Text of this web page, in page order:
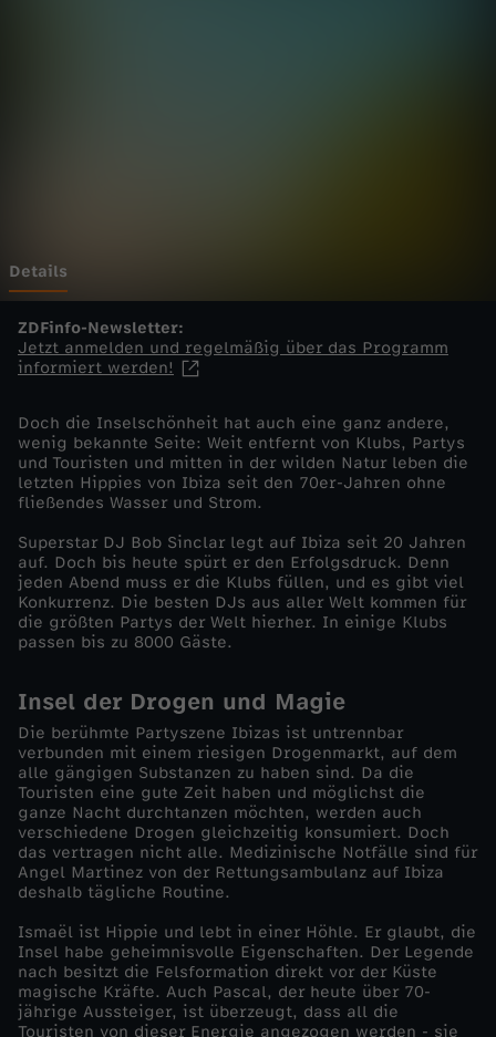
i
n
z
e
l
d
o
k
u
s
-
I
b
i
z
Details
ZDFinfo-Newsletter:
Jetzt anmelden und regelmäßig über das Programm
informiert werden!
Doch die Inselschönheit hat auch eine ganz andere,
wenig bekannte Seite: Weit entfernt von Klubs, Partys
und Touristen und mitten in der wilden Natur leben die
letzten Hippies von Ibiza seit den 70er-Jahren ohne
fließendes Wasser und Strom.
Superstar DJ Bob Sinclar legt auf Ibiza seit 20 Jahren
auf. Doch bis heute spürt er den Erfolgsdruck. Denn
jeden Abend muss er die Klubs füllen, und es gibt viel
Konkurrenz. Die besten DJs aus aller Welt kommen für
die größten Partys der Welt hierher. In einige Klubs
passen bis zu 8000 Gäste.
Insel der Drogen und Magie
Die berühmte Partyszene Ibizas ist untrennbar
verbunden mit einem riesigen Drogenmarkt, auf dem
alle gängigen Substanzen zu haben sind. Da die
Touristen eine gute Zeit haben und möglichst die
ganze Nacht durchtanzen möchten, werden auch
verschiedene Drogen gleichzeitig konsumiert. Doch
das vertragen nicht alle. Medizinische Notfälle sind für
Angel Martinez von der Rettungsambulanz auf Ibiza
deshalb tägliche Routine.
Ismaël ist Hippie und lebt in einer Höhle. Er glaubt, die
Insel habe geheimnisvolle Eigenschaften. Der Legende
nach besitzt die Felsformation direkt vor der Küste
magische Kräfte. Auch Pascal, der heute über 70-
jährige Aussteiger, ist überzeugt, dass all die
Touristen von dieser Energie angezogen werden - sie